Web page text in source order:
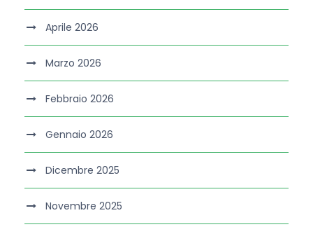
Aprile 2026
Marzo 2026
Febbraio 2026
Gennaio 2026
Dicembre 2025
Novembre 2025